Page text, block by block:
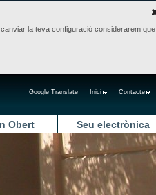
la teva configuració considerarem que
Contacte
Inici
Google Translate
Obert Seu electrònica